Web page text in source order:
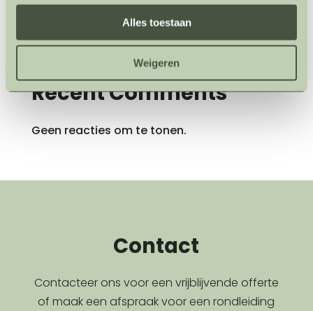
Alles toestaan
Weigeren
Ranger Wandeling
Recent Comments
Geen reacties om te tonen.
Contact
Contacteer ons voor een vrijblijvende offerte
of maak een afspraak voor een rondleiding